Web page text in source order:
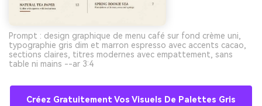
Prompt : design graphique de menu café sur fond crème uni,
typographie gris dim et marron espresso avec accents cacao,
sections claires, titres modernes avec empattement, sans
table ni mains --ar 3:4
Créez Gratuitement Vos Visuels De Palettes Gris